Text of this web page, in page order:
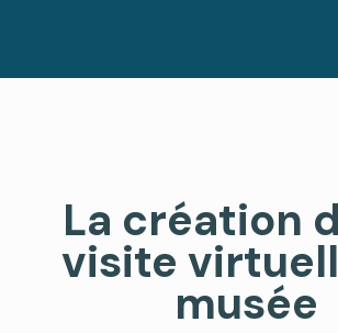
La création
visite
musée